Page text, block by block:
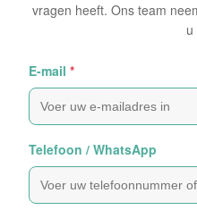
vragen heeft. Ons team
u
E-mail *
Telefoon / WhatsApp